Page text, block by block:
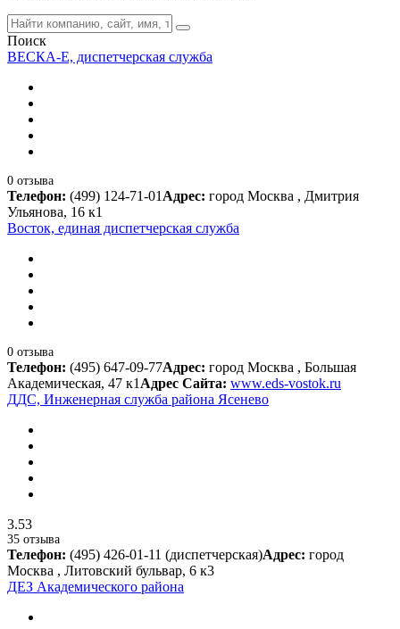
Поиск
ВЕСКА-Е, диспетчерская служба
0 отзыва
Телефон: (499) 124-71-01 Адрес: город Москва , Дмитрия
Ульянова, 16 к1
Восток, единая диспетчерская служба
0 отзыва
Телефон: (495) 647-09-77Адрес: город Москва , Большая
Академическая, 47 к1 Адрес Сайта: www.eds-vostok.ru
ДДС, Инженерная служба района Ясенево
3.53
35 отзыва
Телефон: (495) 426-01-11 (диспетчерская)Адрес: город
Москва , Литовский бульвар, 6 к3
ДЕЗ Академического района